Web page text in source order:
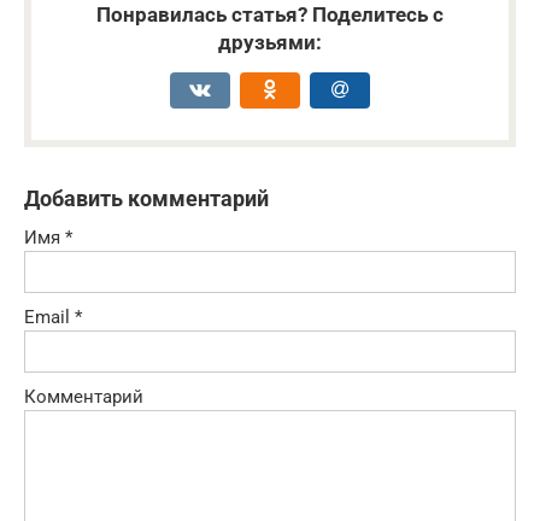
Понравилась статья? Поделитесь с
друзьями:
Добавить комментарий
Имя *
Email *
Комментарий